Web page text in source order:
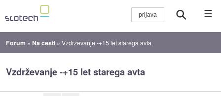
☰
Forum » Na cesti »Vzdrževanje -+15 let starega avta
Vzdrževanje -+15 let starega avta